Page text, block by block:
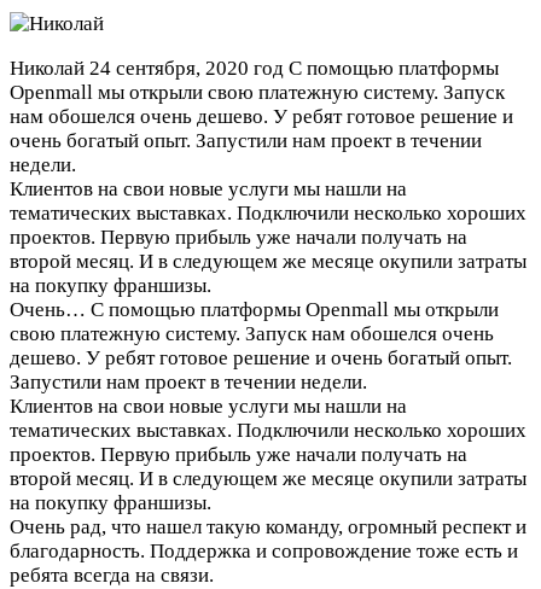
Николай 24 сентября, 2020 год С помощью платформы
Openmall мы открыли свою платежную систему. Запуск
нам обошелся очень дешево. У ребят готовое решение и
очень богатый опыт. Запустили нам проект в течении
недели.
Клиентов на свои новые услуги мы нашли на
тематических выставках. Подключили несколько хороших
проектов. Первую прибыль уже начали получать на
второй месяц. И в следующем же месяце окупили затраты
на покупку франшизы.
Очень… С помощью платформы Openmall мы открыли
свою платежную систему. Запуск нам обошелся очень
дешево. У ребят готовое решение и очень богатый опыт.
Запустили нам проект в течении недели.
Клиентов на свои новые услуги мы нашли на
тематических выставках. Подключили несколько хороших
проектов. Первую прибыль уже начали получать на
второй месяц. И в следующем же месяце окупили затраты
на покупку франшизы.
Очень рад, что нашел такую команду, огромный респект и
благодарность. Поддержка и сопровождение тоже есть и
ребята всегда на связи.